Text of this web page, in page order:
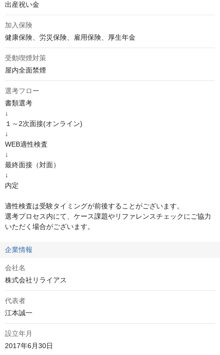
出産祝い金
加入保険
健康保険、労災保険、雇用保険、厚生年金
受動喫煙対策
屋内全面禁煙
選考フロー
書類選考
↓
１～2次面接(オンライン)
↓
WEB適性検査
↓
最終面接（対面）
↓
内定
適性検査は受験タイミングが前後することがございます。
選考プロセス内にて、ケース課題やリファレンスチェックにご協力
いただく場合がございます。
企業情報
会社名
株式会社リライアス
代表者
江本誠一
設立年月
2017年6月30日